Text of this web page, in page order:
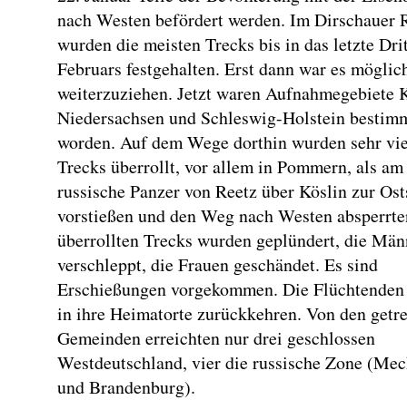
nach Westen befördert werden. Im Dirschauer
wurden die meisten Trecks bis in das letzte
Februars festgehalten. Erst dann war es
weiterzuziehen. Jetzt waren Aufnahmegebiete
Niedersachsen und Schleswig-Holstein
worden. Auf dem Wege dorthin wurden sehr
Trecks überrollt, vor allem in Pommern, als
russische Panzer von Reetz über Köslin zur
vorstießen und den Weg nach Westen
überrollten Trecks wurden geplündert, die
verschleppt, die Frauen geschändet. Es sind
Erschießungen vorgekommen. Die
in ihre Heimatorte zurückkehren. Von den
Gemeinden erreichten nur drei geschlossen
Westdeutschland, vier die russische Zone
und Brandenburg).